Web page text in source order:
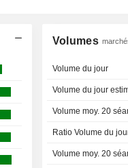
Volumes
Volume du jour
Volume du jour
Volume moy. 20
Ratio Volume du
Volume moy. 20